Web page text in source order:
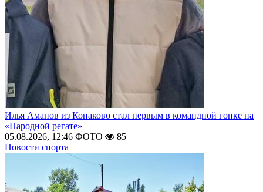
Илья Аманов из Конаково стал первым в командной гонке на
«Народной регате»
05.08.2026, 12:46 ФОТО
85
Новости спорта